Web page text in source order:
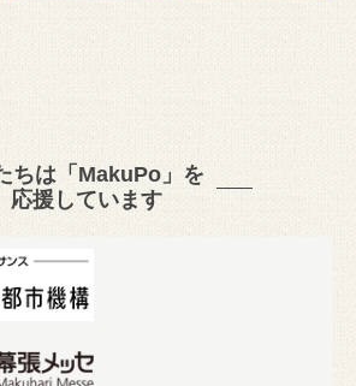
ちは「MakuPo」を
応援しています